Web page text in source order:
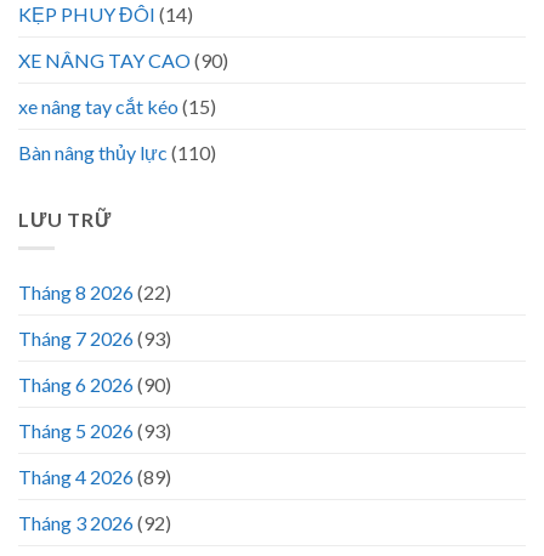
KẸP PHUY ĐÔI (14)
XE NÂNG TAY CAO(90)
xe nâng tay cắt kéo (15)
Bàn nâng thủy lực (110)
LƯU TRỮ
Tháng 8 2026(22)
Tháng 7 2026(93)
Tháng 6 2026(90)
Tháng 5 2026(93)
Tháng 4 2026(89)
Tháng 3 2026(92)